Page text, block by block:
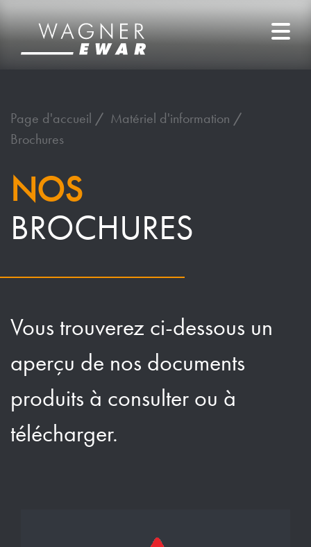
Page d'accueil
Matériel d'information
Brochures
NOS
BROCHURES
Vous trouverez ci-dessous un
aperçu de nos documents
produits à consulter ou à
télécharger.